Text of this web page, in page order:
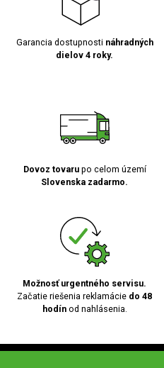
Garancia dostupnosti náhradných
dielov 4 roky.
Dovoz tovarupo celom území
Slovenska zadarmo.
Možnosť urgentného servisu.
Začatie riešenia reklamácie do 48
hodínod nahlásenia.